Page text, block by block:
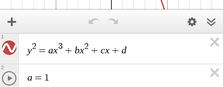
y2 = ax3 + bx2 + cx + d
1
a = 1
2